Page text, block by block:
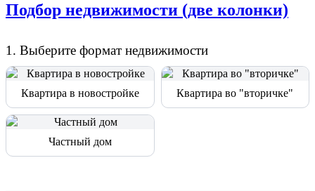
Подбор недвижимости (две колонки)
1 . Выберите формат недвижимости
Квартира в новостройке Квартира во "вторичке"
Частный дом